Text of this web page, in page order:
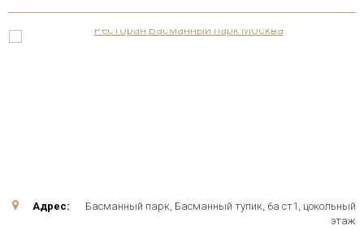
Адрес:
Басманный парк, Басманный тупик, 6а ст1, цокольный
этаж